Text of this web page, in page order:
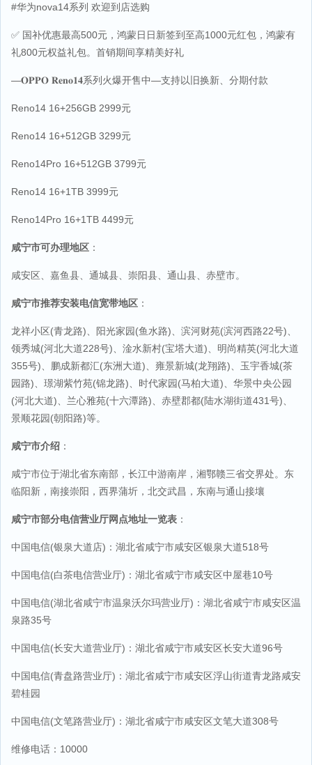
#华为nova14系列 欢迎到店选购
✅ 国补优惠最高500元，鸿蒙日日新签到至高1000元红包，鸿蒙有
礼800元权益礼包。首销期间享精美好礼
—𝐎𝐏𝐏𝐎 𝐑𝐞𝐧𝐨𝟏𝟒系列火爆开售中—支持以旧换新、分期付款
Reno14 16+256GB 2999元
Reno14 16+512GB 3299元
Reno14Pro 16+512GB 3799元
Reno14 16+1TB 3999元
Reno14Pro 16+1TB 4499元
咸宁市可办理地区 ：
咸安区、嘉鱼县、通城县、崇阳县、通山县、赤壁市。
咸宁市推荐安装电信宽带地区 ：
龙祥小区(青龙路)、阳光家园(鱼水路)、滨河财苑(滨河西路22号)、
领秀城(河北大道228号)、淦水新村(宝塔大道)、明尚精英(河北大道
355号)、鹏成新都汇(东洲大道)、雍景新城(龙翔路)、玉宇香城(茶
园路)、璟湖紫竹苑(锦龙路)、时代家园(马柏大道)、华景中央公园
(河北大道)、兰心雅苑(十六潭路)、赤壁郡都(陆水湖街道431号)、
景顺花园(朝阳路)等。
咸宁市介绍 ：
咸宁市位于湖北省东南部，长江中游南岸，湘鄂赣三省交界处。东
临阳新，南接崇阳，西界蒲圻，北交武昌，东南与通山接壤
咸宁市部分电信营业厅网点地址一览表 ：
中国电信(银泉大道店)：湖北省咸宁市咸安区银泉大道518号
中国电信(白茶电信营业厅)：湖北省咸宁市咸安区中屋巷10号
中国电信(湖北省咸宁市温泉沃尔玛营业厅)：湖北省咸宁市咸安区温
泉路35号
中国电信(长安大道营业厅)：湖北省咸宁市咸安区长安大道96号
中国电信(青盘路营业厅)：湖北省咸宁市咸安区浮山街道青龙路咸安
碧桂园
中国电信(文笔路营业厅)：湖北省咸宁市咸安区文笔大道308号
维修电话：10000